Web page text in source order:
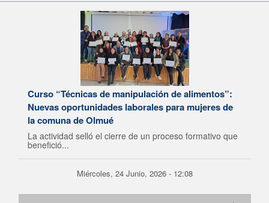
Curso “Técnicas de manipulación de alimentos”:
Nuevas oportunidades laborales para mujeres de
la comuna de Olmué
La actividad selló el cierre de un proceso formativo que
benefició...
Miércoles, 24 Junio, 2026 - 12:08